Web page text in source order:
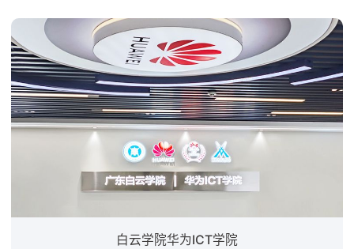
白云学院华为ICT学院